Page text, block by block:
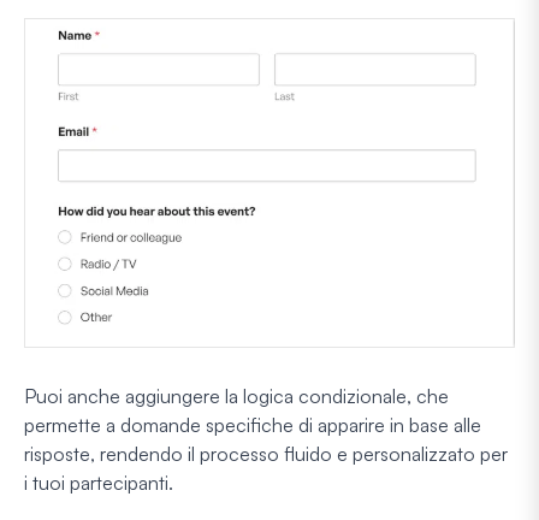
Puoi anche aggiungere la logica condizionale, che
permette a domande specifiche di apparire in base alle
risposte, rendendo il processo fluido e personalizzato per
i tuoi partecipanti.